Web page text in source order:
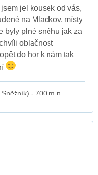
jel kousek od vás,
na Mladkov, místy
byly plné sněhu jak za
oblačnost
do hor k nám tak
- 700 m.n.